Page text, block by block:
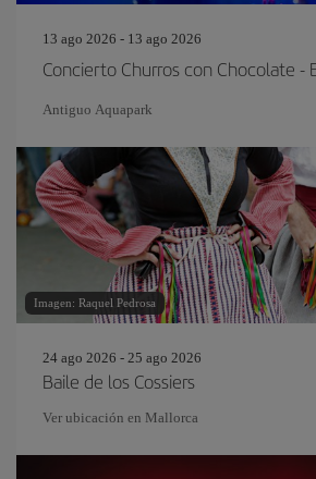
13 ago 2026 - 13 ago 2026
Concierto Churros con Chocolate -
Antiguo Aquapark
Imagen: Raquel Pedrosa
24 ago 2026 - 25 ago 2026
Baile de los Cossiers
Ver ubicación en Mallorca